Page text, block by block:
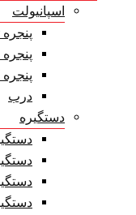
اسپانیولت
پنجره
درب
دستگیره